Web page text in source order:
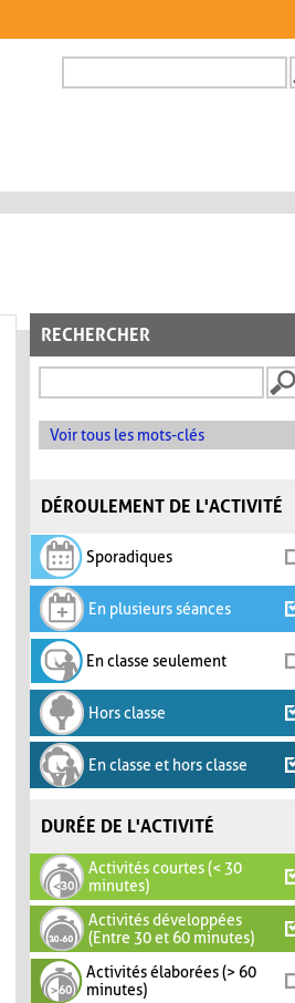
FORMULAIRE DE
RECHERCHER
Voir tous les mots-clés
DÉROULEMENT DE L'ACTIVITÉ
Sporadiques
En plusieurs séances
En classe seulement
Hors classe
En classe et hors classe
DURÉE DE L'ACTIVITÉ
Activités courtes (< 30
minutes)
Activités développées
(Entre 30 et 60 minutes)
Activités élaborées (> 60
minutes)